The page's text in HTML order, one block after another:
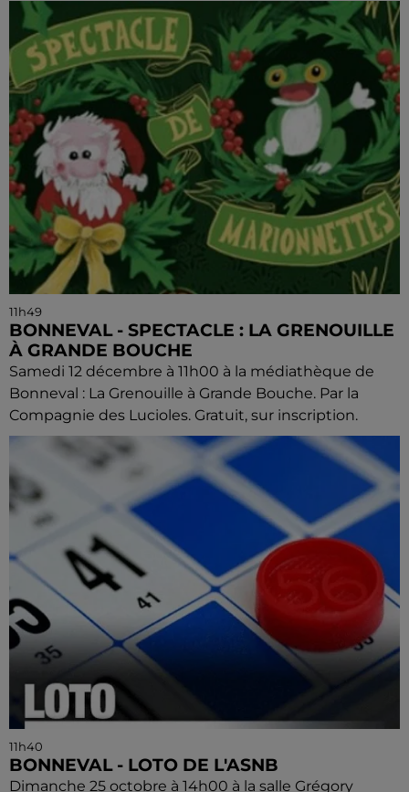
11h49
BONNEVAL - SPECTACLE : LA GRENOUILLE
À GRANDE BOUCHE
Samedi 12 décembre à 11h00 à la médiathèque de
Bonneval : La Grenouille à Grande Bouche. Par la
Compagnie des Lucioles. Gratuit, sur inscription.
11h40
BONNEVAL - LOTO DE L'ASNB
Dimanche 25 octobre à 14h00 à la salle Grégory